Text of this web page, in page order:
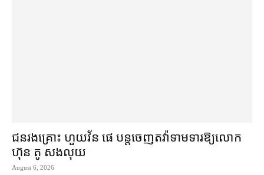
ជនរងគ្រោះ ហួយវ័ន ផេ បន្ត​ចេញ​តវ៉ា​ទាមទារ​ឱ្យ​លោក
ហ៊ុន តូ សង​លុយ
August 6, 2026